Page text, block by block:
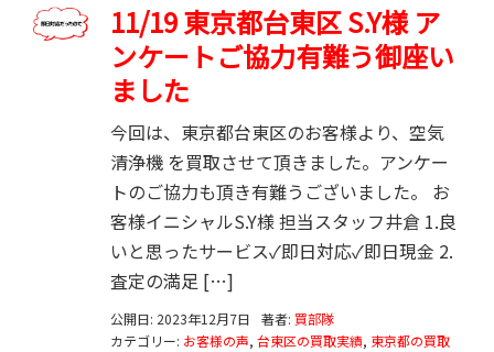
11/19 東京都台東区 S.Y様 ア
ンケートご協力有難う御座い
ました
今回は、東京都台東区のお客様より、空気
清浄機 を買取させて頂きました。アンケー
トのご協力も頂き有難うございました。 お
客様イニシャルS.Y様 担当スタッフ井倉 1.良
いと思ったサービス✓即日対応✓即日現金 2.
査定の満足 […]
公開日: 2023年12月7日 著者: 買部隊
カテゴリー: お客様の声, 台東区の買取実績, 東京都の買取